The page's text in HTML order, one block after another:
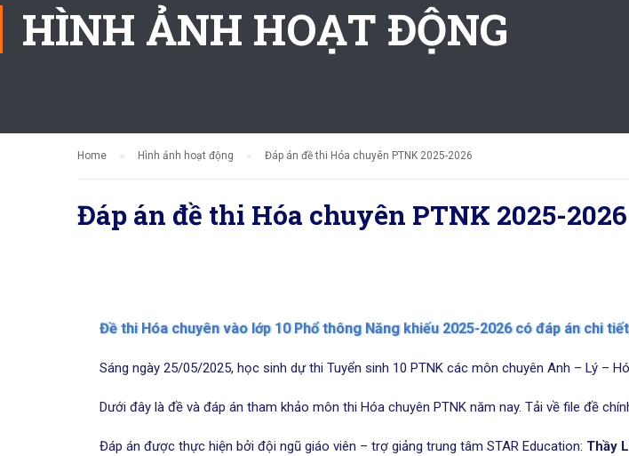
HÌNH ẢNH HOẠT ĐỘNG
Home Hình ảnh hoạt động Đáp án đề thi Hóa chuyên PTNK 2025-2026
Đáp án đề thi Hóa chuyên PTNK 2025-2026
Đề thi Hóa chuyên vào lớp 10 Phổ thông Năng khiếu 2025-2026 có đáp án chi
Sáng ngày 25/05/2025, học sinh dự thi Tuyển sinh 10 PTNK các môn chuyên Anh – Lý –
Dưới đây là đề và đáp án tham khảo môn thi Hóa chuyên PTNK năm nay. Tải về file đề
Đáp án được thực hiện bởi đội ngũ giáo viên – trợ giảng trung tâm STAR Education: Thầy